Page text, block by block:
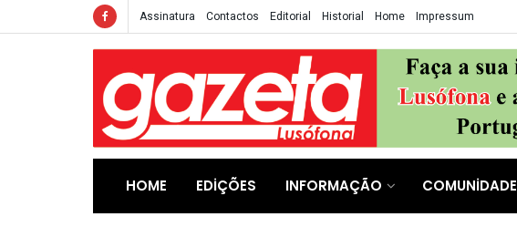
Assinatura Contactos Editorial Historial Home Impressum
HOME EDIÇÕES INFORMAÇÃO COMUNIDADE